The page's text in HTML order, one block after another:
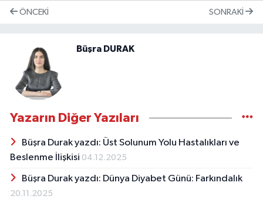
ÖNCEKI SONRAKI
Büşra DURAK
Yazarın Diğer Yazıları
Büşra Durak yazdı: Üst Solunum Yolu Hastalıkları ve
Beslenme İlişkisi 04.12.2025
Büşra Durak yazdı: Dünya Diyabet Günü: Farkındalık
20.11.2025